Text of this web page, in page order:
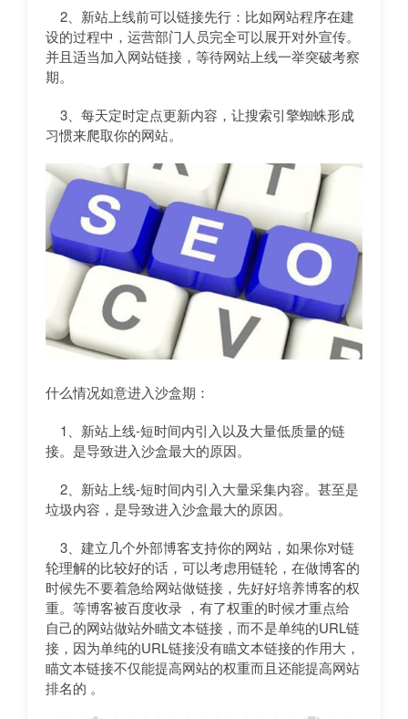
2、新站上线前可以链接先行：比如网站程序在建
设的过程中，运营部门人员完全可以展开对外宣传。
并且适当加入网站链接，等待网站上线一举突破考察
期。
3、每天定时定点更新内容，让搜索引擎蜘蛛形成
习惯来爬取你的网站。
什么情况如意进入沙盒期：
1、新站上线-短时间内引入以及大量低质量的链
接。是导致进入沙盒最大的原因。
2、新站上线-短时间内引入大量采集内容。甚至是
垃圾内容，是导致进入沙盒最大的原因。
3、建立几个外部博客支持你的网站，如果你对链
轮理解的比较好的话，可以考虑用链轮，在做博客的
时候先不要着急给网站做链接，先好好培养博客的权
重。等博客被百度收录 ，有了权重的时候才重点给
自己的网站做站外瞄文本链接，而不是单纯的URL链
接，因为单纯的URL链接没有瞄文本链接的作用大，
瞄文本链接不仅能提高网站的权重而且还能提高网站
排名的 。